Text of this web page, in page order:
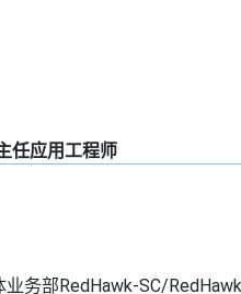
任应用工程师
务部RedHawk-SC/